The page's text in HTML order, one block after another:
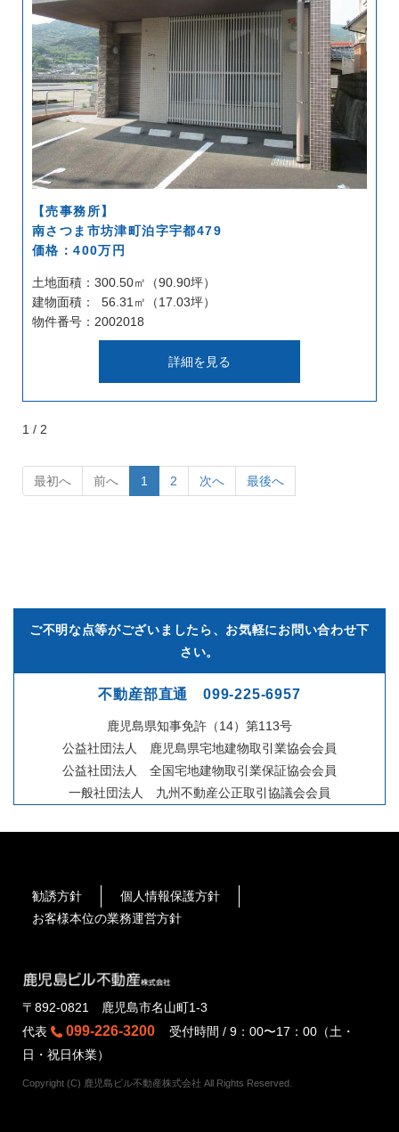
【売事務所】
南さつま市坊津町泊字宇都479
価格：400万円
土地面積：300.50㎡（90.90坪）
建物面積： 56.31㎡（17.03坪）
物件番号：2002018
詳細を見る
1 / 2
最初へ 前へ 1 2 次へ 最後へ
ご不明な点等がございましたら、お気軽にお問い合わせ下
さい。
不動産部直通 099-225-6957
鹿児島県知事免許（14）第113号
公益社団法人 鹿児島県宅地建物取引業協会会員
公益社団法人 全国宅地建物取引業保証協会会員
一般社団法人 九州不動産公正取引協議会会員
勧誘方針
個人情報保護方針
お客様本位の業務運営方針
〒892-0821 鹿児島市名山町1-3
代表
099-226-3200 受付時間 / 9：00〜17：00（土・
日・祝日休業）
Copyright (C) 鹿児島ビル不動産株式会社 All Rights Reserved.